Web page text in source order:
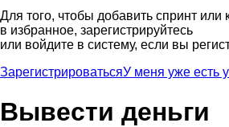
Для того, чтобы добавить спринт или
в избранное, зарегистрируйтесь
или войдите в систему, если вы
ЗарегистрироватьсяУ меня уже есть
Вывести деньги